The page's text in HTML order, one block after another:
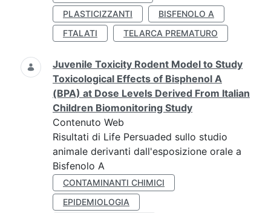
PLASTICIZZANTI
BISFENOLO A
FTALATI
TELARCA PREMATURO
Juvenile Toxicity Rodent Model to Study
Toxicological Effects of Bisphenol A
(BPA) at Dose Levels Derived From Italian
Children Biomonitoring Study
Contenuto Web
Risultati di Life Persuaded sullo studio
animale derivanti dall'esposizione orale a
Bisfenolo A
CONTAMINANTI CHIMICI
EPIDEMIOLOGIA